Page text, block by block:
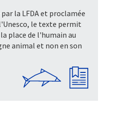
la LFDA et proclamée
le texte permit
place de l'humain au
animal et non en son